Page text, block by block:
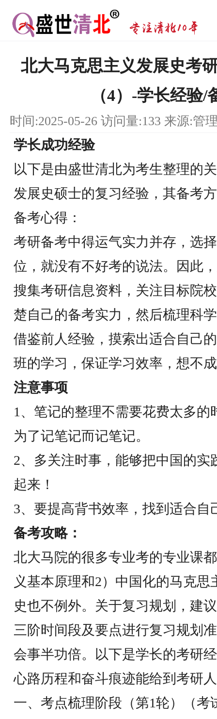
北大马克思主义发展史考
（4）-学长经验/
时间:2025-05-26 访问量:133 来源:管
学长成功经验
以下是由盛世清北为考生整理的
发展史硕士的复习经验，其备考
备考心得：
考研备考中得运气实力并存，选
位，就没有不好考的说法。因此
搜集考研信息资料，关注目标院
楚自己的备考实力，然后梳理科
借鉴前人经验，摸索出适合自己
班的学习，保证学习效率，想不
注意事项
1、笔记的整理不需要花费太多的
为了记笔记而记笔记。
2、多关注时事，能够把中国的实
起来！
3、要提高背书效率，找到适合自
备考攻略：
北大马院的很多专业考的专业课
义基本原理和2）中国化的马克
史也不例外。关于复习规划，建
三阶时间段及要点进行复习规划
会事半功倍。以下是学长的考研
心路历程和奋斗痕迹能给到考研
一、考点梳理阶段（第1轮）（考